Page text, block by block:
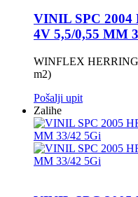
VINIL SPC
4V 5,5/0,55 MM
WINFLEX
m2)
Pošalji upit
Zalihe